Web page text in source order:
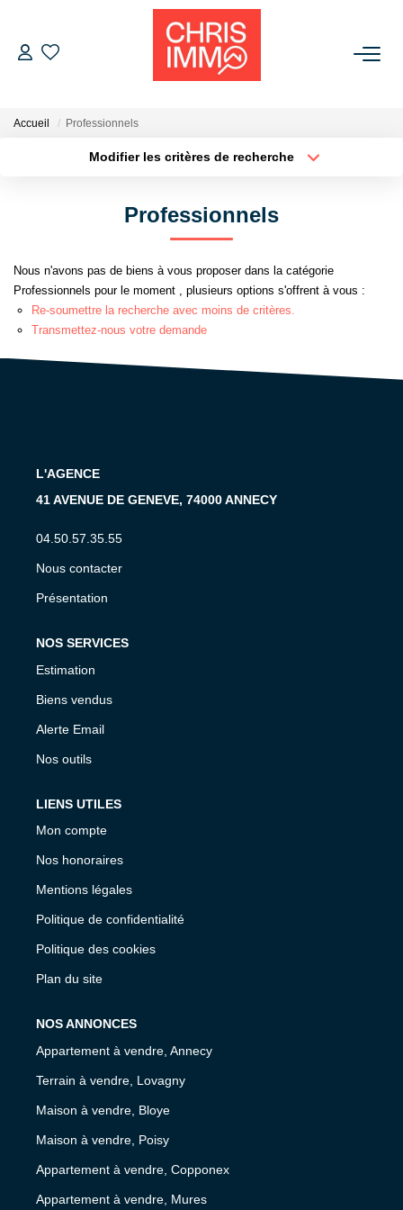
L'AGENCE
Accueil Professionnels
Modifier les critères de recherche
Plus de critères Créer une alerte
Professionnels
Nous n'avons pas de biens à vous proposer dans la catégorie
Professionnels pour le moment , plusieurs options s'offrent à vous :
Re-soumettre la recherche avec moins de critères.
Transmettez-nous votre demande
L'AGENCE
41 AVENUE DE GENEVE, 74000 ANNECY
04.50.57.35.55
Nous contacter
Présentation
NOS SERVICES
Estimation
Biens vendus
Alerte Email
Nos outils
LIENS UTILES
Mon compte
Nos honoraires
Mentions légales
Politique de confidentialité
Politique des cookies
Plan du site
NOS ANNONCES
Appartement à vendre, Annecy
Terrain à vendre, Lovagny
Maison à vendre, Bloye
Maison à vendre, Poisy
Appartement à vendre, Copponex
Appartement à vendre, Mures